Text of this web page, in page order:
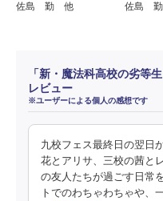
佐島 勤 他
佐島
「新・魔法科高校の劣等
レビュー
※ユーザーによる個人の感想です
九校フェス最終日の翌日
花とアリサ、三校の茜と
の友人たちが過ごす日常
トでのわちゃわちゃや、